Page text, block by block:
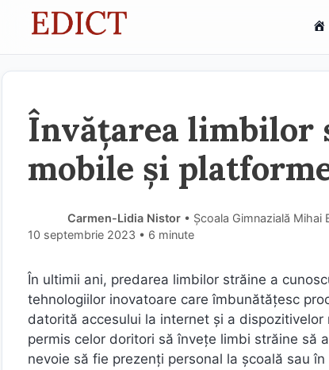
Învățarea limbilor
mobile și
Carmen-Lidia Nistor • Școala Gimnazială Mihai
10 septembrie 2023 • 6 minute
În ultimii ani, predarea limbilor străine a
tehnologiilor inovatoare care îmbunătățesc
datorită accesului la internet și a
permis celor doritori să învețe limbi străine să
nevoie să fie prezenți personal la școală sau